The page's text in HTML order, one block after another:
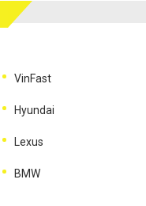
VinFast
Hyundai
Lexus
BMW